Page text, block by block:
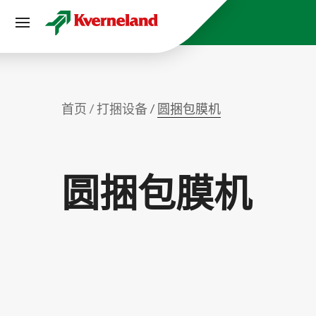
首页 打捆设备 圆捆包膜机
圆捆包膜机
Cookie管理面板